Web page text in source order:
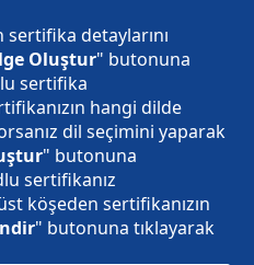
detaylarını
Oluştur" butonuna
sertifika
hangi dilde
dil seçimini yaparak
" butonuna
sertifikanız
köşeden sertifikanızın
" butonuna tıklayarak